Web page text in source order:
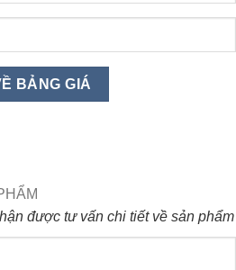
được tư vấn chi tiết về sản phẩm